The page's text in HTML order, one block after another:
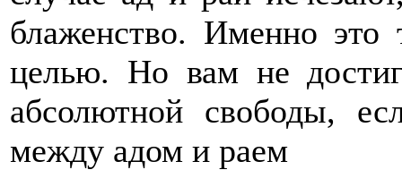
блаженство. Именно это
целью. Но вам не
абсолютной свободы,
между адом и раем